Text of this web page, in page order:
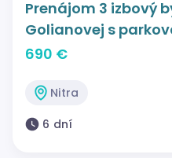
Prenájom 3 izbový
Golianovej s
690 €
Nitra
6 dní